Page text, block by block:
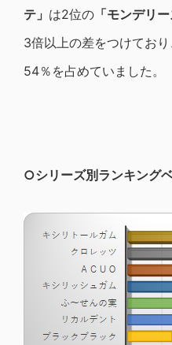
テ」 は2位の 「モンデリー
3倍以上の差をつけてお
54％を占めていました。
○シリーズ別ランキング